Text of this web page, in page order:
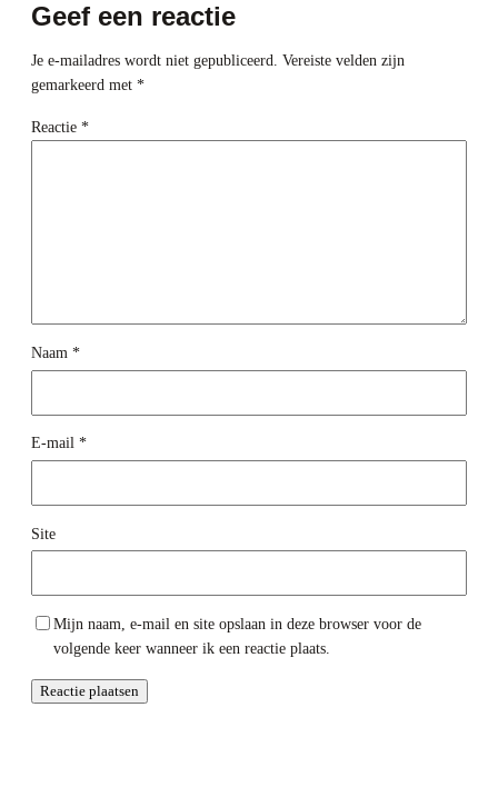
Geef een reactie
Je e-mailadres wordt niet gepubliceerd. Vereiste velden zijn
gemarkeerd met *
Reactie *
Naam *
E-mail *
Site
Mijn naam, e-mail en site opslaan in deze browser voor de
volgende keer wanneer ik een reactie plaats.